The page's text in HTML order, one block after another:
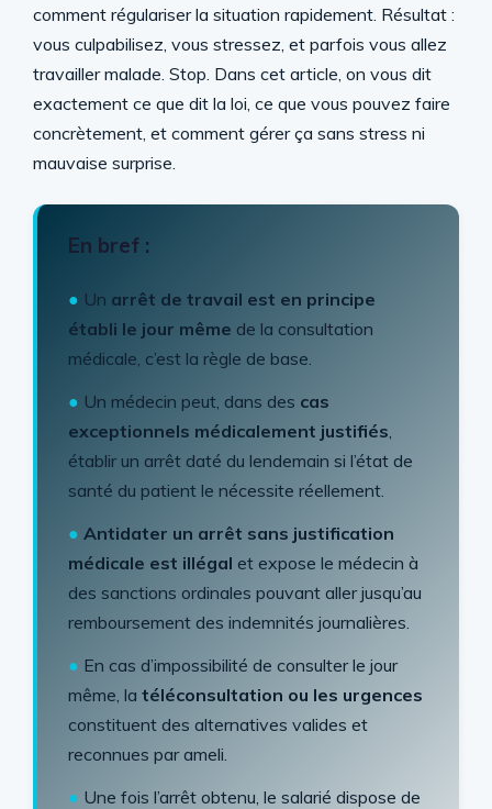
comment régulariser la situation rapidement. Résultat :
vous culpabilisez, vous stressez, et parfois vous allez
travailler malade. Stop. Dans cet article, on vous dit
exactement ce que dit la loi, ce que vous pouvez faire
concrètement, et comment gérer ça sans stress ni
mauvaise surprise.
En bref :
● Un arrêt de travail est en principe
établi le jour même de la consultation
médicale, c’est la règle de base.
● Un médecin peut, dans des cas
exceptionnels médicalement justifiés,
établir un arrêt daté du lendemain si l’état de
santé du patient le nécessite réellement.
● Antidater un arrêt sans justification
médicale est illégal et expose le médecin à
des sanctions ordinales pouvant aller jusqu’au
remboursement des indemnités journalières.
● En cas d’impossibilité de consulter le jour
même, la téléconsultation ou les urgences
constituent des alternatives valides et
reconnues par ameli.
● Une fois l’arrêt obtenu, le salarié dispose de